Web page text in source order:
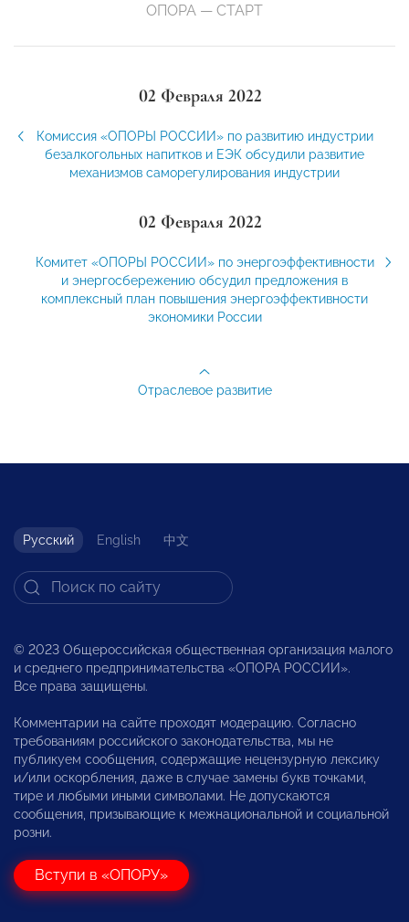
ОПОРА — СТАРТ
02 Февраля 2022
Комиссия «ОПОРЫ РОССИИ» по развитию индустрии
безалкогольных напитков и ЕЭК обсудили развитие
механизмов саморегулирования индустрии
02 Февраля 2022
Комитет «ОПОРЫ РОССИИ» по энергоэффективности
и энергосбережению обсудил предложения в
комплексный план повышения энергоэффективности
экономики России
Отраслевое развитие
Русский English 中文
© 2023 Общероссийская общественная организация малого
и среднего предпринимательства «ОПОРА РОССИИ».
Все права защищены.
Комментарии на сайте проходят модерацию. Согласно
требованиям российского законодательства, мы не
публикуем сообщения, содержащие нецензурную лексику
и/или оскорбления, даже в случае замены букв точками,
тире и любыми иными символами. Не допускаются
сообщения, призывающие к межнациональной и социальной
розни.
Вступи в «ОПОРУ»